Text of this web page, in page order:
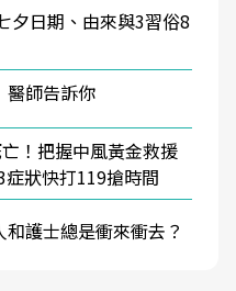
夕日期、由來與3習俗8
師告訴你
！把握中風黃金救援
狀快打119搶時間
護士總是衝來衝去？